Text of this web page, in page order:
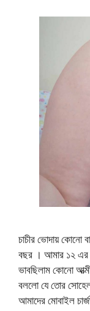
চাচীর ভোদায় কোনো
বছর । আমার ১২ এর
ভাবছিলাম কোনো
বললো যে তোর সোহেল
আমাদের মোবাইল